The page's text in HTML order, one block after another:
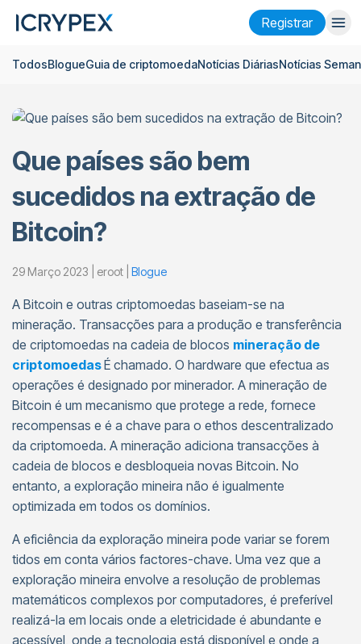
Registrar
Entrar Registrar
Language Português
Tema
TodosBlogueGuia de criptomoedaNotícias DiáriasNotícias
Que países são bem
sucedidos na extração de
Bitcoin?
29 Março 2023 | eroot | Blogue
A Bitcoin e outras criptomoedas baseiam-se na
mineração. Transacções para a produção e transferência
de criptomoedas na cadeia de blocos mineração de
criptomoedasÉ chamado. O hardware que efectua as
operações é designado por minerador. A mineração de
Bitcoin é um mecanismo que protege a rede, fornece
recompensas e é a chave para o ethos descentralizado
da criptomoeda. A mineração adiciona transacções à
cadeia de blocos e desbloqueia novas Bitcoin. No
entanto, a exploração mineira não é igualmente
optimizada em todos os domínios.
A eficiência da exploração mineira pode variar se forem
tidos em conta vários factores-chave. Uma vez que a
exploração mineira envolve a resolução de problemas
matemáticos complexos por computadores, é preferível
realizá-la em locais onde a eletricidade é abundante e
acessível, onde a tecnologia está disponível e onde a